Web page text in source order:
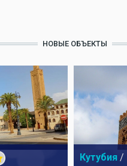
НОВЫЕ ОБЪЕКТЫ
Кутубия /